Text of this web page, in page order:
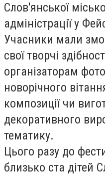
Слов'янської
адміністрації у
Учасники мали
свої творчі
організаторам
новорiчного
композиції чи
декоративного
тематику.
Цього разу до
близько ста дітей